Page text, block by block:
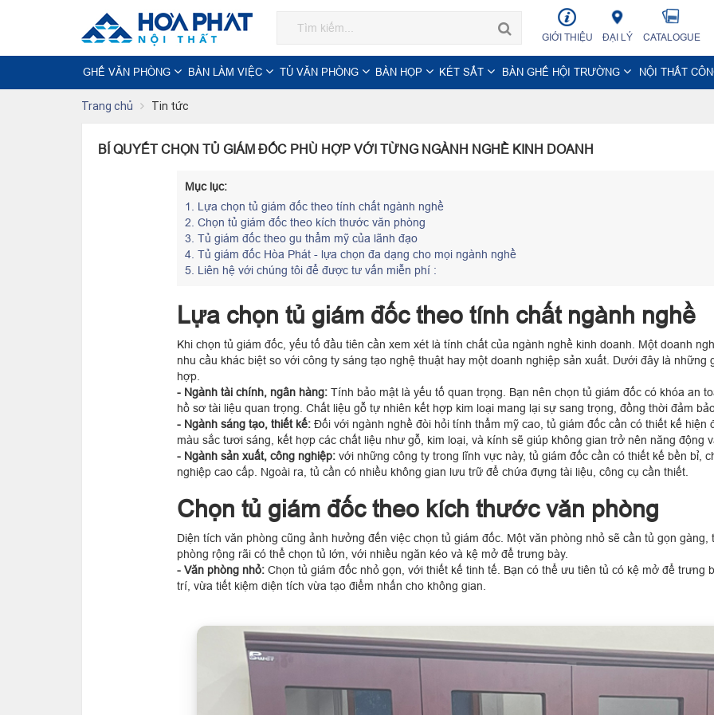
GIỚI THIỆU ĐẠI LÝ CATALOGUE
GHẾ VĂN PHÒNG BÀN LÀM VIỆC TỦ VĂN PHÒNG BÀN HỌP KÉT SẮT BÀN GHẾ HỘI TRƯỜNG NỘI THẤT
Trang chủ Tin tức
BÍ QUYẾT CHỌN TỦ GIÁM ĐỐC PHÙ HỢP VỚI TỪNG NGÀNH NGHỀ KINH DOANH
Mục lục:
1.
Lựa chọn tủ giám đốc theo tính chất ngành nghề
2. Chọn tủ giám đốc theo kích thước văn phòng
3. Tủ giám đốc theo gu thẩm mỹ của lãnh đạo
4. Tủ giám đốc Hòa Phát - lựa chọn đa dạng cho mọi ngành nghề
5. Liên hệ với chúng tôi để được tư vấn miễn phí :
Lựa chọn tủ giám đốc theo tính chất ngành nghề
Khi chọn tủ giám đốc, yếu tố đầu tiên cần xem xét là tính chất của ngành nghề kinh doanh. Một doanh
nhu cầu khác biệt so với công ty sáng tạo nghệ thuật hay một doanh nghiệp sản xuất. Dưới đây là những
hợp.
- Ngành tài chính, ngân hàng: Tính bảo mật là yếu tố quan trọng. Bạn nên chọn tủ giám đốc có khóa an
hồ sơ tài liệu quan trọng. Chất liệu gỗ tự nhiên kết hợp kim loại mang lại sự sang trọng, đồng thời đảm
- Ngành sáng tạo, thiết kế: Đối với ngành nghề đòi hỏi tính thẩm mỹ cao, tủ giám đốc cần có thiết kế hiện
màu sắc tươi sáng, kết hợp các chất liệu như gỗ, kim loại, và kính sẽ giúp không gian trở nên năng động
- Ngành sản xuất, công nghiệp: với những công ty trong lĩnh vực này, tủ giám đốc cần có thiết kế bền bỉ,
nghiệp cao cấp. Ngoài ra, tủ cần có nhiều không gian lưu trữ để chứa đựng tài liệu, công cụ cần thiết.
Chọn tủ giám đốc theo kích thước văn phòng
Diện tích văn phòng cũng ảnh hưởng đến việc chọn tủ giám đốc. Một văn phòng nhỏ sẽ cần tủ gọn
phòng rộng rãi có thể chọn tủ lớn, với nhiều ngăn kéo và kệ mở để trưng bày.
- Văn phòng nhỏ: Chọn tủ giám đốc nhỏ gọn, với thiết kế tinh tế. Bạn có thể ưu tiên tủ có kệ mở để trưng
trí, vừa tiết kiệm diện tích vừa tạo điểm nhấn cho không gian.